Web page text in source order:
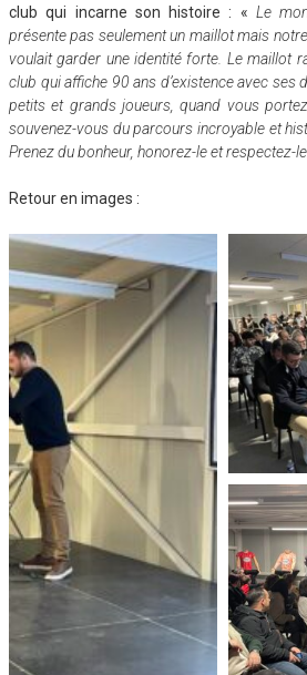
club qui incarne son histoire : « Le
présente pas seulement un maillot mais
voulait garder une identité forte. Le maillot
club qui affiche 90 ans d’existence avec ses
petits et grands joueurs, quand vous
souvenez-vous du parcours incroyable et
Prenez du bonheur, honorez-le et respectez-le.
Retour en images :